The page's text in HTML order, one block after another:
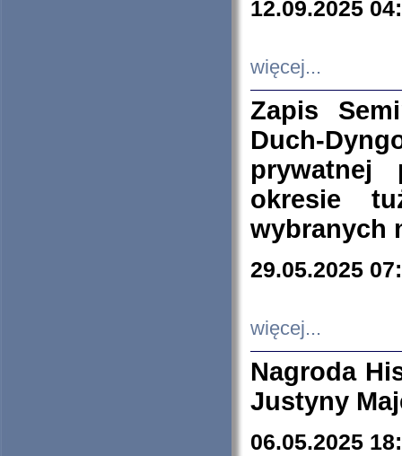
12.09.2025
więcej...
Zapis
Duch-
prywatnej
okresie
wybranych
29.05.2025
więcej...
Nagroda
Justyny
06.05.2025